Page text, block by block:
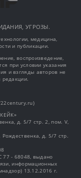
УГРОЗЫ.
медицина,
и публикации.
воспроизведение,
при условии указания
и взгляды авторов не
редакции.
д. 5/7 стр. 2, пом. V,
д. 5/7 стр.
77 - 68048, выдано
информационных
13.12.2016 г.